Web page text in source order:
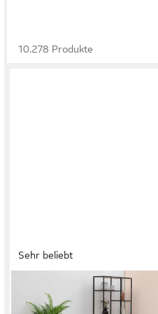
10.278 Produkte
Sehr beliebt
Ecksofa Toni L-Form, B: 215 cm